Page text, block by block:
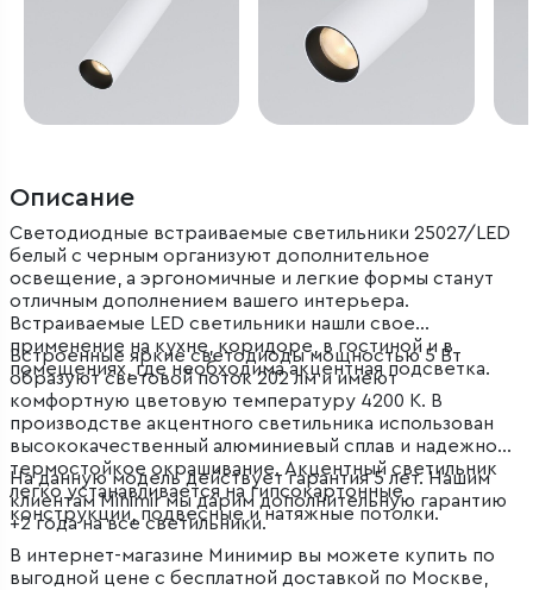
Описание
Светодиодные встраиваемые светильники 25027/LED
белый с черным организуют дополнительное
освещение, а эргономичные и легкие формы станут
отличным дополнением вашего интерьера.
Встраиваемые LED светильники нашли свое
применение на кухне, коридоре, в гостиной и в
помещениях, где необходима акцентная подсветка.
Встроенные яркие светодиоды мощностью 5 Вт
образуют световой поток 202 лм и имеют
комфортную цветовую температуру 4200 К. В
производстве акцентного светильника использован
высококачественный алюминиевый сплав и надежное
термостойкое окрашивание. Акцентный светильник
легко устанавливается на гипсокартонные
конструкции, подвесные и натяжные потолки.
На данную модель действует гарантия 5 лет. Нашим
клиентам Minimir мы дарим дополнительную гарантию
+2 года на все светильники.
В интернет-магазине Минимир вы можете купить по
выгодной цене с бесплатной доставкой по Москве,